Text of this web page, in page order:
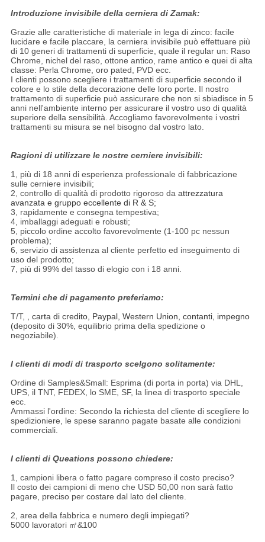
Introduzione invisibile della cerniera di Zamak:
Grazie alle caratteristiche di materiale in lega di zinco: facile
lucidare e facile placcare, la cerniera invisibile può effettuare più
di 10 generi di trattamenti di superficie, quale il regular un: Raso
Chrome, nichel del raso, ottone antico, rame antico e quei di alta
classe: Perla Chrome, oro pated, PVD ecc.
I clienti possono scegliere i trattamenti di superficie secondo il
colore e lo stile della decorazione delle loro porte. Il nostro
trattamento di superficie può assicurare che non si sbiadisce in 5
anni nell'ambiente interno per assicurare il vostro uso di qualità
superiore della sensibilità. Accogliamo favorevolmente i vostri
trattamenti su misura se nel bisogno dal vostro lato.
Ragioni di utilizzare le nostre cerniere invisibili:
1, più di 18 anni di esperienza professionale di fabbricazione
sulle cerniere invisibili;
2, controllo di qualità di prodotto rigoroso da attrezzatura
avanzata e gruppo eccellente di R & S;
3, rapidamente e consegna tempestiva;
4, imballaggi adeguati e robusti;
5, piccolo ordine accolto favorevolmente (1-100 pc nessun
problema);
6, servizio di assistenza al cliente perfetto ed inseguimento di
uso del prodotto;
7, più di 99% del tasso di elogio con i 18 anni.
Termini che di pagamento preferiamo:
T/T, , carta di credito, Paypal, Western Union, contanti, impegno
(deposito di 30%, equilibrio prima della spedizione o
negoziabile).
I clienti di modi di trasporto scelgono solitamente:
Ordine di Samples&Small: Esprima (di porta in porta) via DHL,
UPS, il TNT, FEDEX, lo SME, SF, la linea di trasporto speciale
ecc.
Ammassi l'ordine: Secondo la richiesta del cliente di scegliere lo
spedizioniere, le spese saranno pagate basate alle condizioni
commerciali.
I clienti di Queations possono chiedere:
1, campioni libera o fatto pagare compreso il costo preciso?
Il costo dei campioni di meno che USD 50,00 non sarà fatto
pagare, preciso per costare dal lato del cliente.
2, area della fabbrica e numero degli impiegati?
5000 lavoratori ㎡&100